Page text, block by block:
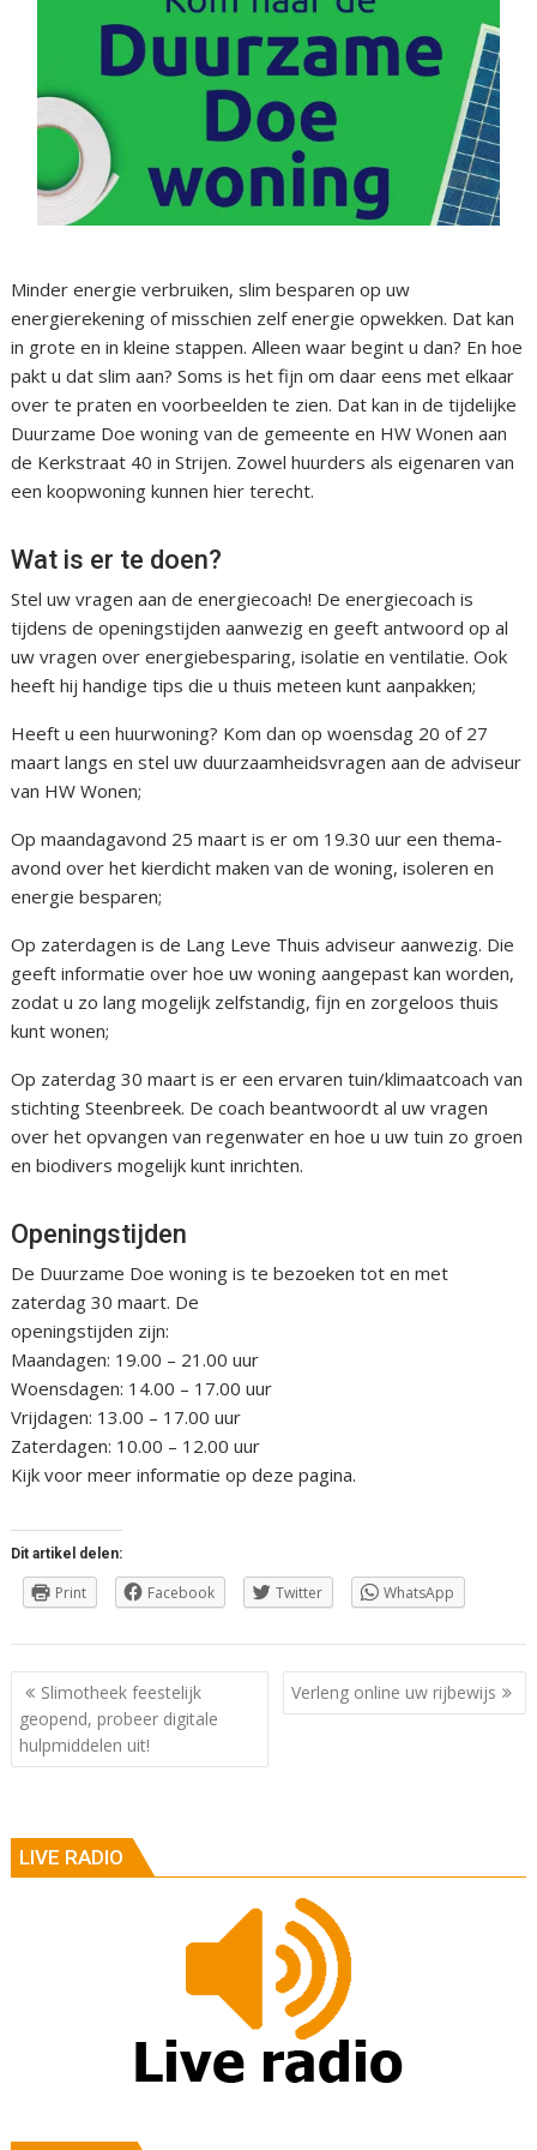
Minder energie verbruiken, slim besparen op uw
energierekening of misschien zelf energie opwekken. Dat kan
in grote en in kleine stappen. Alleen waar begint u dan? En hoe
pakt u dat slim aan? Soms is het fijn om daar eens met elkaar
over te praten en voorbeelden te zien. Dat kan in de tijdelijke
Duurzame Doe woning van de gemeente en HW Wonen aan
de Kerkstraat 40 in Strijen. Zowel huurders als eigenaren van
een koopwoning kunnen hier terecht.
Wat is er te doen?
Stel uw vragen aan de energiecoach! De energiecoach is
tijdens de openingstijden aanwezig en geeft antwoord op al
uw vragen over energiebesparing, isolatie en ventilatie. Ook
heeft hij handige tips die u thuis meteen kunt aanpakken;
Heeft u een huurwoning? Kom dan op woensdag 20 of 27
maart langs en stel uw duurzaamheidsvragen aan de adviseur
van HW Wonen;
Op maandagavond 25 maart is er om 19.30 uur een thema-
avond over het kierdicht maken van de woning, isoleren en
energie besparen;
Op zaterdagen is de Lang Leve Thuis adviseur aanwezig. Die
geeft informatie over hoe uw woning aangepast kan worden,
zodat u zo lang mogelijk zelfstandig, fijn en zorgeloos thuis
kunt wonen;
Op zaterdag 30 maart is er een ervaren tuin/klimaatcoach van
stichting Steenbreek. De coach beantwoordt al uw vragen
over het opvangen van regenwater en hoe u uw tuin zo groen
en biodivers mogelijk kunt inrichten.
Openingstijden
De Duurzame Doe woning is te bezoeken tot en met
zaterdag 30 maart. De
openingstijden zijn:
Maandagen: 19.00 – 21.00 uur
Woensdagen: 14.00 – 17.00 uur
Vrijdagen: 13.00 – 17.00 uur
Zaterdagen: 10.00 – 12.00 uur
Kijk voor meer informatie op deze pagina.
Dit artikel delen:
Print Facebook Twitter WhatsApp
Berichtnavigatie
Slimotheek feestelijk
geopend, probeer digitale
hulpmiddelen uit!
Verleng online uw rijbewijs
LIVE RADIO